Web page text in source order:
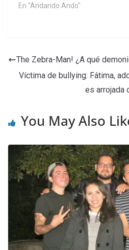
En "Andando Ando"
The Zebra-Man! ¿A qué
Víctima de bullying: Fátima,
es arrojada
You May Also